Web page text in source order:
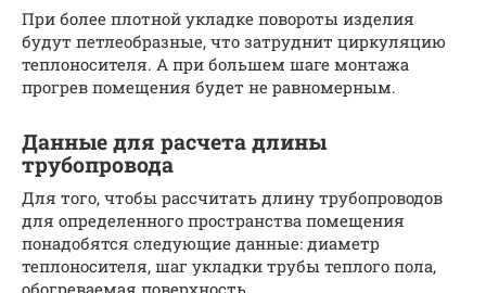
При более плотной укладке повороты изделия
будут петлеобразные, что затруднит циркуляцию
теплоносителя. А при большем шаге монтажа
прогрев помещения будет не равномерным.
Данные для расчета длины
трубопровода
Для того, чтобы рассчитать длину трубопроводов
для определенного пространства помещения
понадобятся следующие данные: диаметр
теплоносителя, шаг укладки трубы теплого пола,
обогреваемая поверхность.